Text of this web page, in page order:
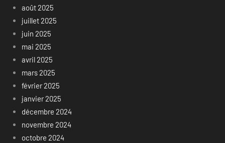
août 2025
juillet 2025
juin 2025
mai 2025
avril 2025
mars 2025
février 2025
janvier 2025
décembre 2024
novembre 2024
octobre 2024